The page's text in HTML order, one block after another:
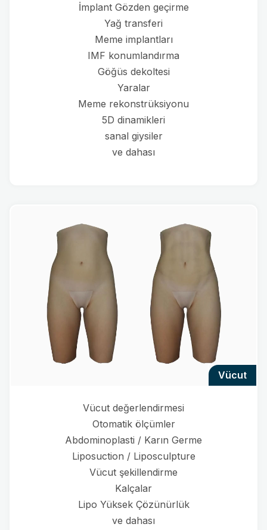
İmplant Gözden geçirme
Yağ transferi
Meme implantları
IMF konumlandırma
Göğüs dekoltesi
Yaralar
Meme rekonstrüksiyonu
5D dinamikleri
sanal giysiler
ve dahası
vücut
Vücut değerlendirmesi
Otomatik ölçümler
Abdominoplasti / Karın Germe
Liposuction / Liposculpture
Vücut şekillendirme
Kalçalar
Lipo Yüksek Çözünürlük
ve dahası